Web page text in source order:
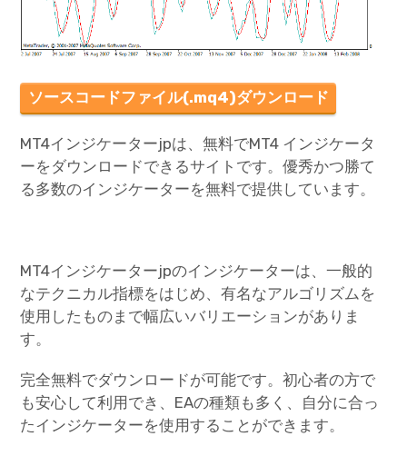
ソースコードファイル(.mq4)ダウンロード
MT4インジケーターjpは、無料でMT4 インジケータ
ーをダウンロードできるサイトです。優秀かつ勝て
る多数のインジケーターを無料で提供しています。
MT4インジケーターjpのインジケーターは、一般的
なテクニカル指標をはじめ、有名なアルゴリズムを
使用したものまで幅広いバリエーションがありま
す。
完全無料でダウンロードが可能です。初心者の方で
も安心して利用でき、EAの種類も多く、自分に合っ
たインジケーターを使用することができます。